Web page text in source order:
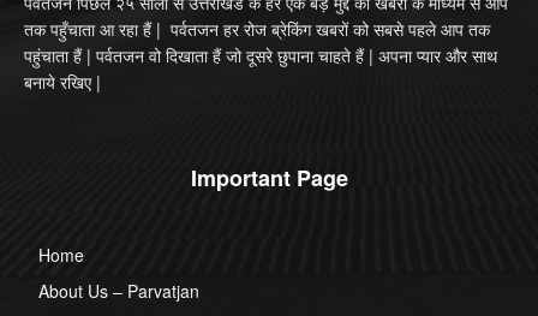
तक पहुँचाता आ रहा हैं | पर्वतजन हर रोज ब्रेकिंग खबरों को सबसे पहले आप तक
पहुंचाता हैं | पर्वतजन वो दिखाता हैं जो दूसरे छुपाना चाहते हैं | अपना प्यार और साथ
बनाये रखिए |
Important Page
Home
About Us – Parvatjan